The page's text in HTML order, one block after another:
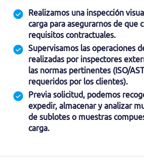
Realizamos una inspección
carga para asegurarnos de que
requisitos contractuales.
Supervisamos las operaciones
realizadas por inspectores
las normas pertinentes (ISO/
requeridos por los clientes).
Previa solicitud, podemos
expedir, almacenar y analizar
de sublotes o muestras
carga.